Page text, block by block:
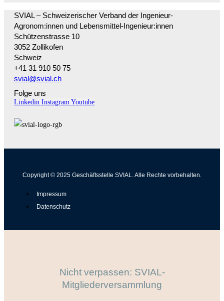
SVIAL – Schweizerischer Verband der Ingenieur-
Agronom:innen und Lebensmittel-Ingenieur:innen
Schützenstrasse 10
3052 Zollikofen
Schweiz
+41 31 910 50 75
svial@svial.ch
Folge uns
Linkedin Instagram Youtube
Copyright © 2025 Geschäftsstelle SVIAL. Alle Rechte vorbehalten.
Impressum
Datenschutz
Nicht verpassen: SVIAL-
Mitgliederversammlung